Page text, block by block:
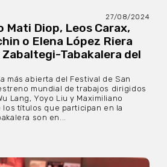
27/08/2024
Mati Diop, Leos Carax,
o Elena López Riera
Tabakalera del
más abierta del Festival de San
mundial de trabajos dirigidos
Lang, Yoyo Liu y Maximiliano
títulos que participan en la
son en...